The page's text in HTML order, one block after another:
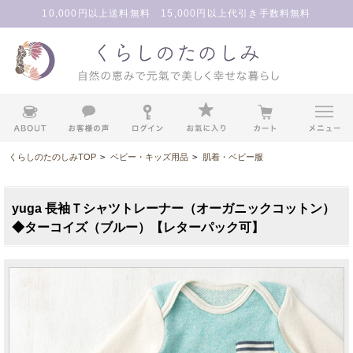
10,000円以上送料無料 15,000円以上代引き手数料無料
くらしのたのしみTOP > ベビー・キッズ用品 > 肌着・ベビー服
yuga 長袖Ｔシャツトレーナー（オーガニックコットン）
◆ターコイズ（ブルー）【レターパック可】